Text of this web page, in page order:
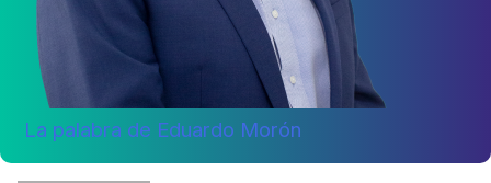
La palabra de Eduardo Morón